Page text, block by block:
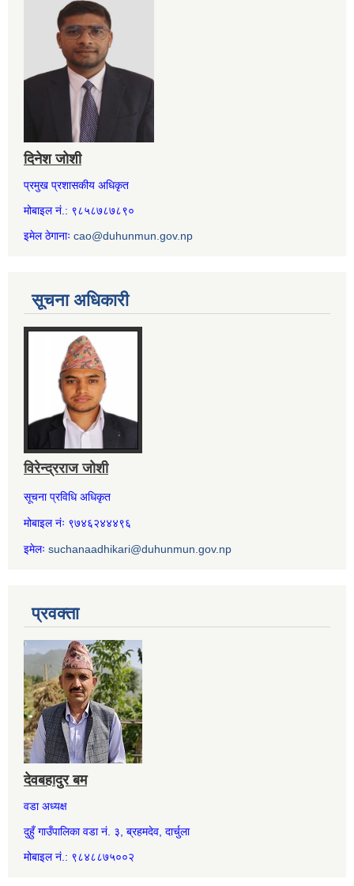
दिनेश जोशी
प्रमुख प्रशासकीय अधिकृत
मोबाइल नं.: ९८५८७८७८९०
इमेल ठेगानाः cao@duhunmun.gov.np
सूचना अधिकारी
विरेन्द्रराज जोशी
सूचना प्रविधि अधिकृत
मोबाइल नंः ९७४६२४४४९६
इमेलः suchanaadhikari@duhunmun.gov.np
प्रवक्ता
देवबहादुर बम
वडा अध्यक्ष
दुहुँ गाउँपालिका वडा नं. ३, ब्रहमदेव, दार्चुला
मोबाइल नं.: ९८४८८७५००२